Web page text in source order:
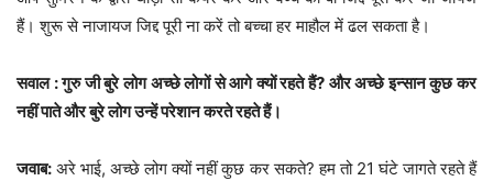
हैं। शुरू से नाजायज जिद्द पूरी ना करें तो बच्चा हर माहौल में ढल सकता है।
सवाल : गुरु जी बुरे लोग अच्छे लोगों से आगे क्यों रहते हैं? और अच्छे इन्सान कुछ कर
नहीं पाते और बुरे लोग उन्हें परेशान करते रहते हैं।
जवाब: अरे भाई, अच्छे लोग क्यों नहीं कुछ कर सकते? हम तो 21 घंटे जागते रहते हैं